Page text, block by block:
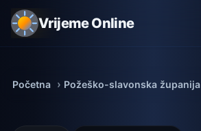
Vrijeme Online
Početna Požeško-slavonska županija